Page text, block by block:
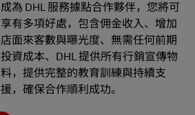
成為 DHL 服務據點合作夥伴，您將可
享有多項好處，包含佣金收入、增加
店面來客數與曝光度、無需任何前期
投資成本、DHL 提供所有行銷宣傳物
料，提供完整的教育訓練與持續支
援，確保合作順利成功。